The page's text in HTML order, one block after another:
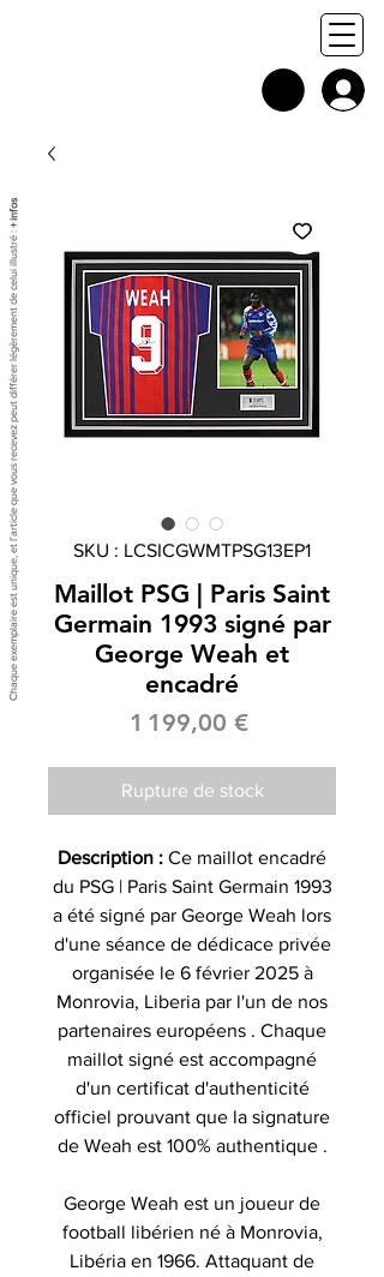
SKU : LCSICGWMTPSG13EP1
Maillot PSG | Paris Saint
Germain 1993 signé par
George Weah et
encadré
1 199,00 €Prix
Rupture de stock
Description : Ce maillot encadré
du PSG | Paris Saint Germain 1993
a été signé par George Weah lors
d'une séance de dédicace privée
organisée le 6 février 2025 à
Monrovia, Liberia par l'un de nos
partenaires européens . Chaque
maillot signé est accompagné
d'un certificat d'authenticité
officiel prouvant que la signature
de Weah est 100% authentique .
George Weah est un joueur de
football libérien né à Monrovia,
Libéria en 1966. Attaquant de
Chaque exemplaire est unique, et l'article que vous recevez peut différer légèrement de celui illustré :
+ infos